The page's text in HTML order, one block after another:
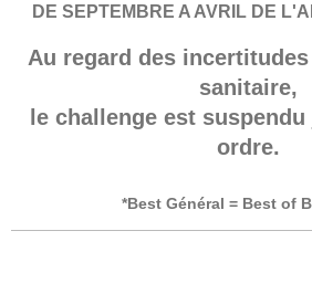
DE SEPTEMBRE A AVRIL DE
Au regard des
sanitaire,
le challenge est
ordre.
*Best Général = Best of